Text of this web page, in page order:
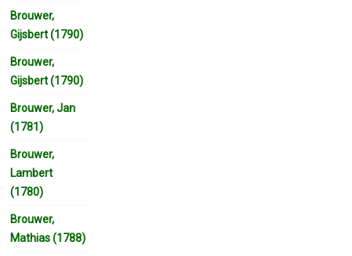
Brouwer,
Gijsbert (1790)
Brouwer,
Gijsbert (1790)
Brouwer, Jan
(1781)
Brouwer,
Lambert
(1780)
Brouwer,
Mathias (1788)